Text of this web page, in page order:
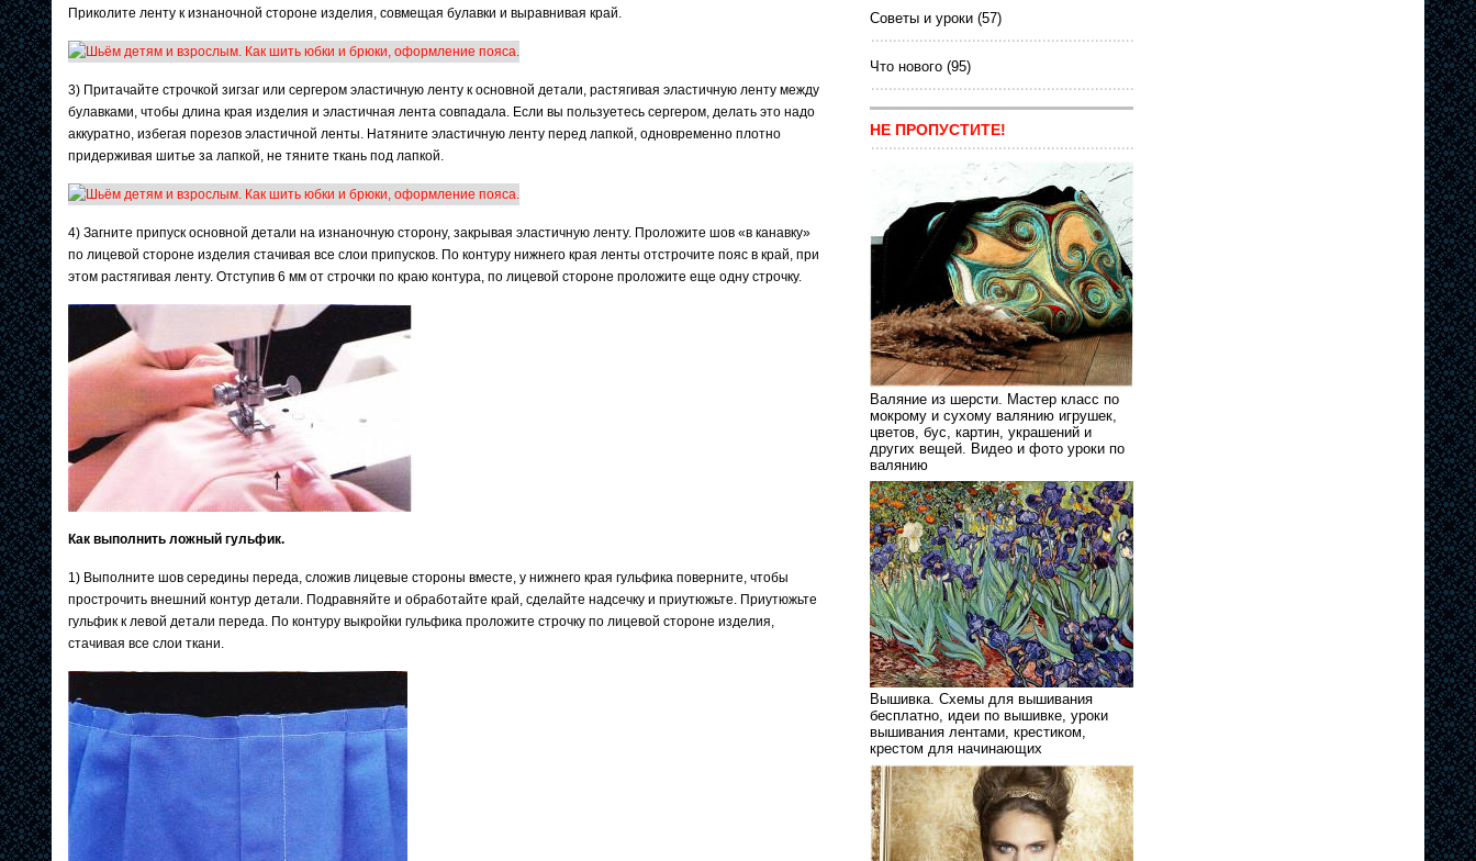
Приколите ленту к изнаночной стороне изделия, совмещая булавки и выравнивая край.
3) Притачайте строчкой зигзаг или сергером эластичную ленту к основной детали, растягивая эластичную ленту между
булавками, чтобы длина края изделия и эластичная лента совпадала. Если вы пользуетесь сергером, делать это надо
аккуратно, избегая порезов эластичной ленты. Натяните эластичную ленту перед лапкой, одновременно плотно
придерживая шитье за лапкой, не тяните ткань под лапкой.
4) Загните припуск основной детали на изнаночную сторону, закрывая эластичную ленту. Проложите шов «в канавку»
по лицевой стороне изделия стачивая все слои припусков. По контуру нижнего края ленты отстрочите пояс в край, при
этом растягивая ленту. Отступив 6 мм от строчки по краю контура, по лицевой стороне проложите еще одну строчку.
Как выполнить ложный гульфик.
1) Выполните шов середины переда, сложив лицевые стороны вместе, у нижнего края гульфика поверните, чтобы
прострочить внешний контур детали. Подравняйте и обработайте край, сделайте надсечку и приутюжьте. Приутюжьте
гульфик к левой детали переда. По контуру выкройки гульфика проложите строчку по лицевой стороне изделия,
стачивая все слои ткани.
Советы и уроки (57)
Что нового (95)
НЕ ПРОПУСТИТЕ!
Валяние из шерсти. Мастер класс по
мокрому и сухому валянию игрушек,
цветов, бус, картин, украшений и
других вещей. Видео и фото уроки по
валянию
Вышивка. Схемы для вышивания
бесплатно, идеи по вышивке, уроки
вышивания лентами, крестиком,
крестом для начинающих